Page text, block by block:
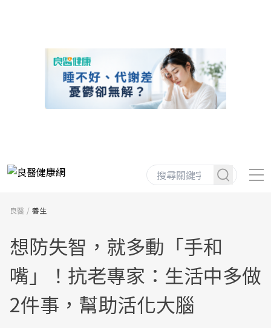
良醫 養生
想防失智，就多動「手和
嘴」！抗老專家：生活中多做
2件事，幫助活化大腦